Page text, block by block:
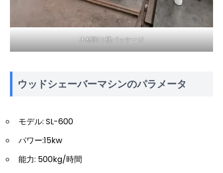
木材削り機パッケージ
ウッドシェーバーマシンのパラメータ
モデル: SL-600
パワー:15kw
能力: 500kg/時間